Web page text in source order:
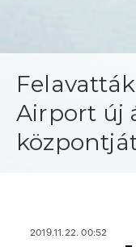
Airport új
2019.11.22. 00:52